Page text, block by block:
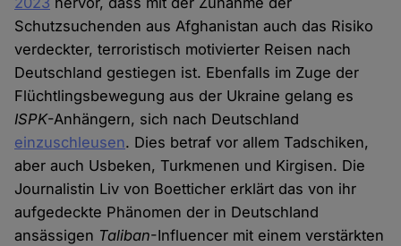
Schutzsuchenden aus Afghanistan auch das Risiko
verdeckter, terroristisch motivierter Reisen nach
Deutschland gestiegen ist. Ebenfalls im Zuge der
Flüchtlingsbewegung aus der Ukraine gelang es
ISPK-Anhängern, sich nach Deutschland
einzuschleusen. Dies betraf vor allem Tadschiken,
aber auch Usbeken, Turkmenen und Kirgisen. Die
Journalistin Liv von Boetticher erklärt das von ihr
aufgedeckte Phänomen der in Deutschland
ansässigen Taliban-Influencer mit einem verstärkten